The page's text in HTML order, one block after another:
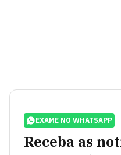
EXAME NO WHATSAPP
Receba as